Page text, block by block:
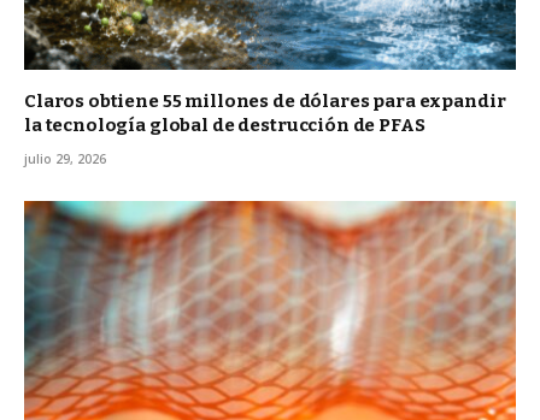
Claros obtiene 55 millones de dólares para expandir
la tecnología global de destrucción de PFAS
julio 29, 2026